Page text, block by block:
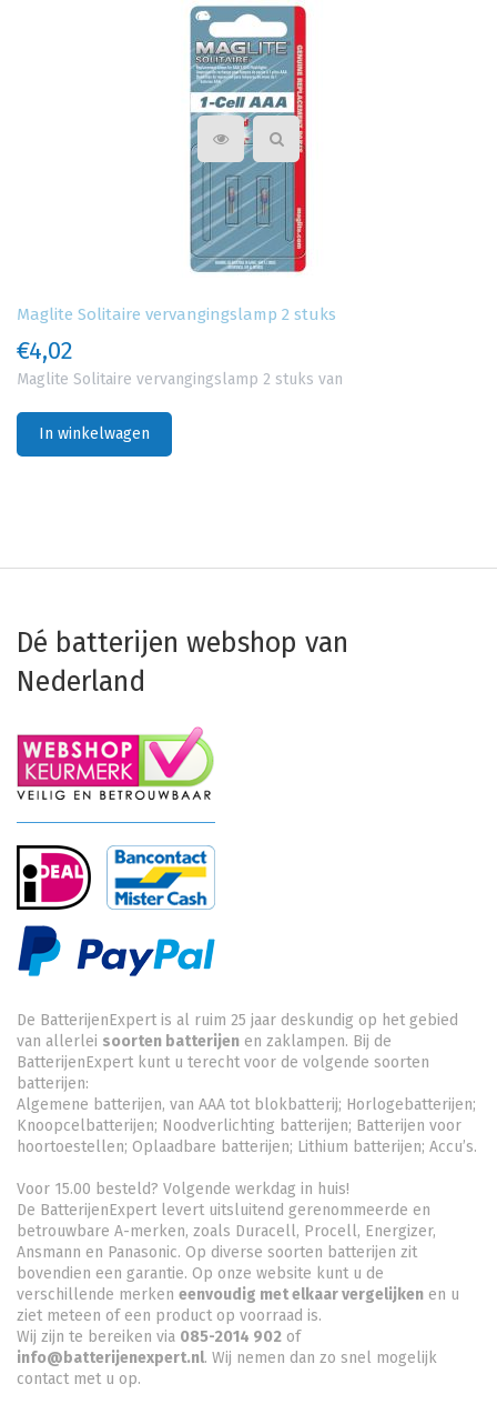
Maglite Solitaire vervangingslamp 2 stuks
€4,02
Maglite Solitaire vervangingslamp 2 stuks van
In winkelwagen
Dé batterijen webshop van
Nederland
De BatterijenExpert is al ruim 25 jaar deskundig op het gebied
van allerlei soorten batterijen en zaklampen. Bij de
BatterijenExpert kunt u terecht voor de volgende soorten
batterijen:
Algemene batterijen, van AAA tot blokbatterij; Horlogebatterijen;
Knoopcelbatterijen; Noodverlichting batterijen; Batterijen voor
hoortoestellen; Oplaadbare batterijen; Lithium batterijen; Accu’s.
Voor 15.00 besteld? Volgende werkdag in huis!
De BatterijenExpert levert uitsluitend gerenommeerde en
betrouwbare A-merken, zoals Duracell, Procell, Energizer,
Ansmann en Panasonic. Op diverse soorten batterijen zit
bovendien een garantie. Op onze website kunt u de
verschillende merken eenvoudig met elkaar vergelijken en u
ziet meteen of een product op voorraad is.
Wij zijn te bereiken via 085-2014 902 of
info@batterijenexpert.nl. Wij nemen dan zo snel mogelijk
contact met u op.